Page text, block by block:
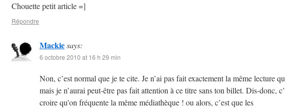
Chouette petit article =]
Répondre
Mackiesays:
6 octobre 2010 at 16 h 29 min
Non, c’est normal que je te cite. Je n’ai pas fait exactement la même lecture
mais je n’aurai peut-être pas fait attention à ce titre sans ton billet. Dis-donc,
croire qu’on fréquente la même médiathèque ! ou alors, c’est que les